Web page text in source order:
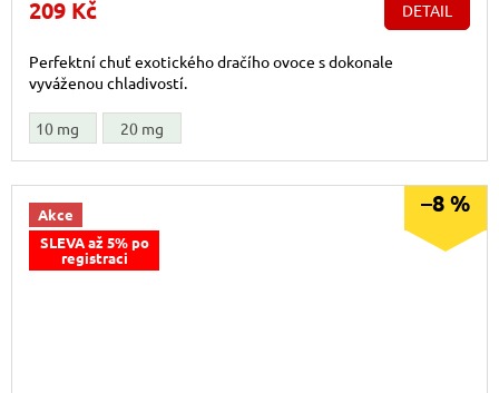
209 Kč DETAIL
Perfektní chuť exotického dračího ovoce s dokonale
vyváženou chladivostí.
10 mg 20 mg
Akce
SLEVA až 5% po
registraci
–8 %